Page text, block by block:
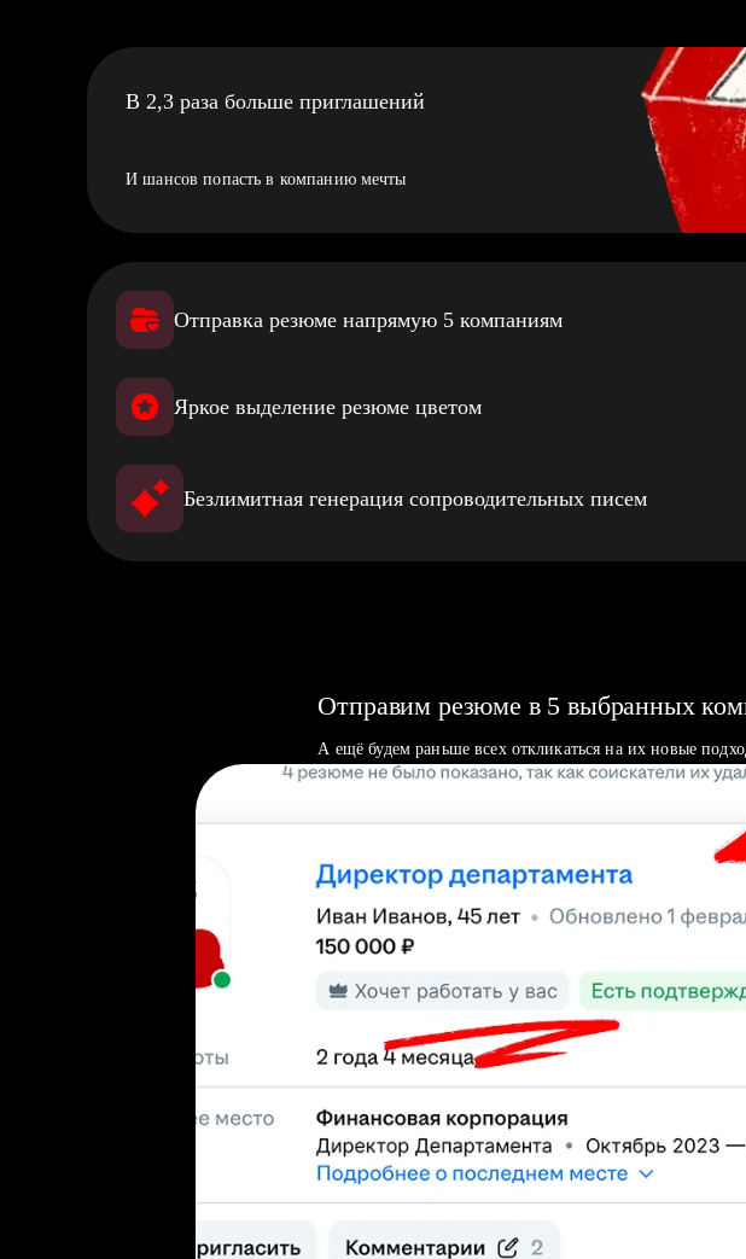
В 2,3 раза больше приглашений
И шансов попасть в компанию мечты
Отправка резюме напрямую 5 компаниям
Яркое выделение резюме цветом
Безлимитная генерация сопроводительных писем
Отправим резюме в 5 выбранных
А ещё будем раньше всех откликаться на их новые